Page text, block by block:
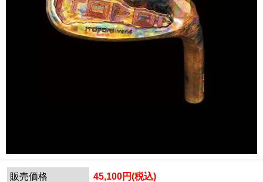
販売価格 45,100円(税込)